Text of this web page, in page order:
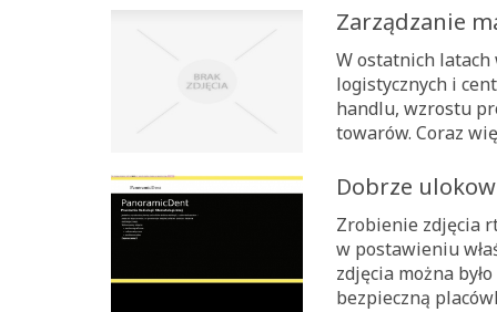
Zarządzanie
W ostatnich latach
logistycznych i
handlu, wzrostu
towarów. Coraz
Dobrze
Zrobienie zdjęcia
w postawieniu
zdjęcia można
bezpieczną